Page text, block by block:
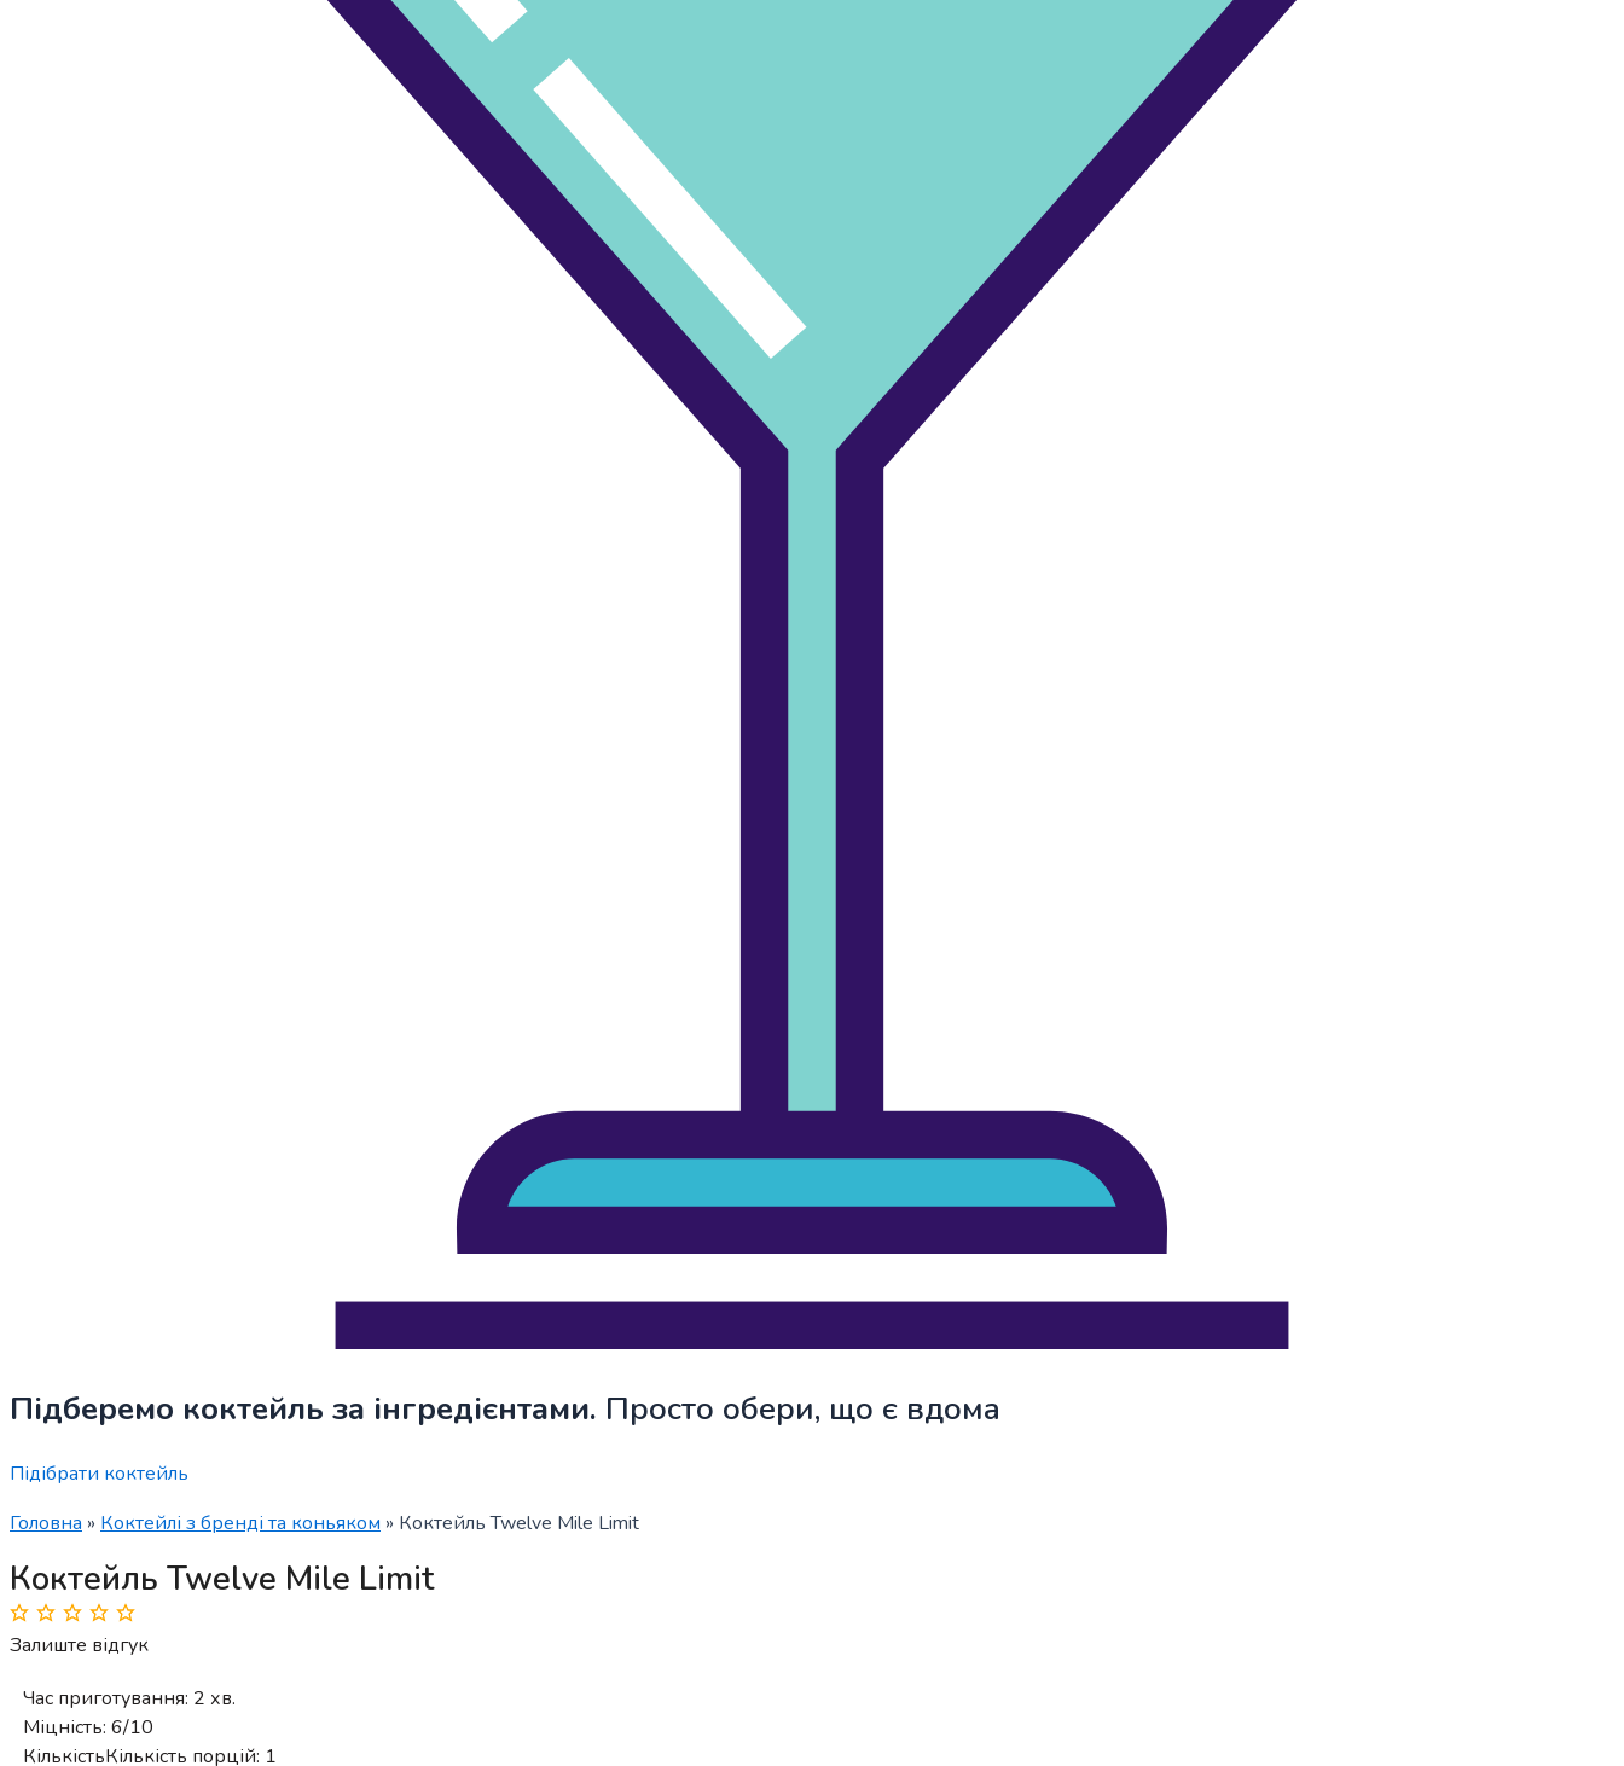
Підберемо коктейль за інгредієнтами. Просто обери, що є вдома
Підібрати коктейль
Головна » Коктейлі з бренді та коньяком » Коктейль Twelve Mile Limit
Коктейль Twelve Mile Limit
Залиште відгук
Час приготування: 2 хв.
Міцність: 6/10
КількістьКількість порцій: 1